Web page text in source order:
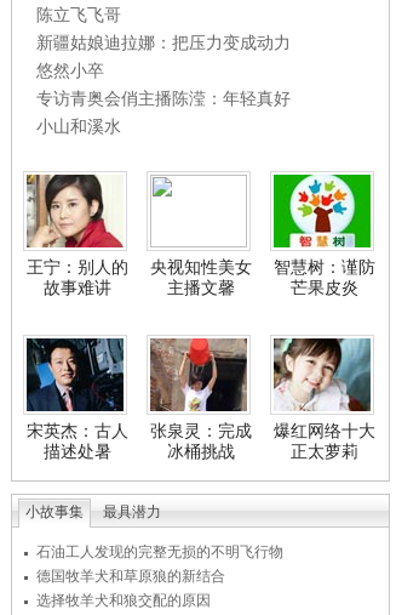
陈立飞飞哥
新疆姑娘迪拉娜：把压力变成动力
悠然小卒
专访青奥会俏主播陈滢：年轻真好
小山和溪水
王宁：别人的
故事难讲
央视知性美女
主播文馨
智慧树：谨防
芒果皮炎
宋英杰：古人
描述处暑
张泉灵：完成
冰桶挑战
爆红网络十大
正太萝莉
小故事集 最具潜力
石油工人发现的完整无损的不明飞行物
德国牧羊犬和草原狼的新结合
选择牧羊犬和狼交配的原因